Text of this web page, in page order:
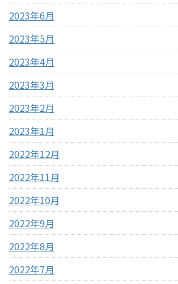
2023年6月
2023年5月
2023年4月
2023年3月
2023年2月
2023年1月
2022年12月
2022年11月
2022年10月
2022年9月
2022年8月
2022年7月